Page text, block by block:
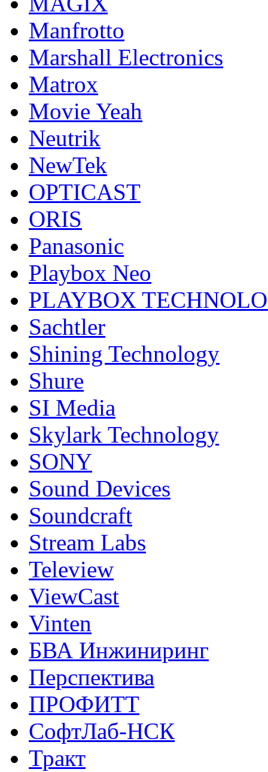
Manfrotto
Marshall Electronics
Matrox
Movie Yeah
Neutrik
NewTek
OPTICAST
ORIS
Panasonic
Playbox Neo
PLAYBOX
Sachtler
Shining Technology
Shure
SI Media
Skylark Technology
SONY
Sound Devices
Soundcraft
Stream Labs
Teleview
ViewCast
Vinten
БВА Инжиниринг
Перспектива
ПРОФИТТ
СофтЛаб-НСК
Тракт